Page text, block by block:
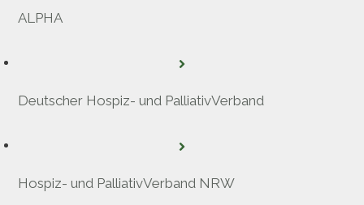
ALPHA
Deutscher Hospiz- und PalliativVerband
Hospiz- und PalliativVerband NRW